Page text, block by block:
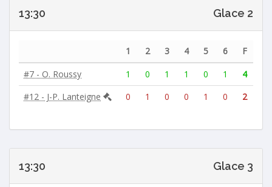
13:30 Glace 2
1 2 3 4 5 6
F
#7 - O. Roussy
1 0 1 1 0 1
4
#12 - J-P. Lanteigne
0 1 0 0 1 0 2
13:30 Glace 3